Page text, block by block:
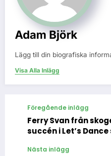
Adam Björk
Lägg till din biografiska
Visa Alla Inlägg
Föregående inlägg
Ferry Svan från
succén i Let’s
Nästa inlägg